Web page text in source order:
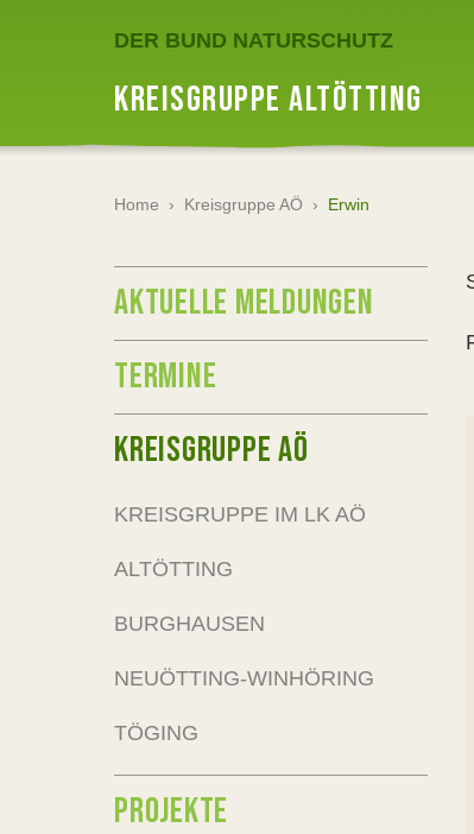
DER BUND NATURSCHUTZ
KREISGRUPPE ALTÖTTING
Home › Kreisgruppe AÖ › Erwin
AKTUELLE MELDUNGEN
TERMINE
KREISGRUPPE AÖ
KREISGRUPPE IM LK AÖ
ALTÖTTING
BURGHAUSEN
NEUÖTTING-WINHÖRING
TÖGING
PROJEKTE